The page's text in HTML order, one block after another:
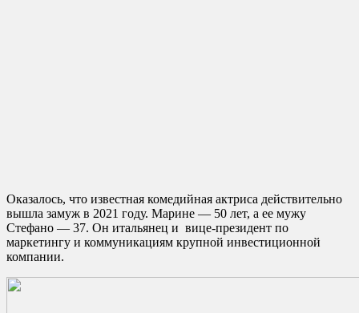
Оказалось, что известная комедийная актриса действительно
вышла замуж в 2021 году. Марине — 50 лет, а ее мужу
Стефано — 37. Он итальянец и вице-президент по
маркетингу и коммуникациям крупной инвестиционной
компании.